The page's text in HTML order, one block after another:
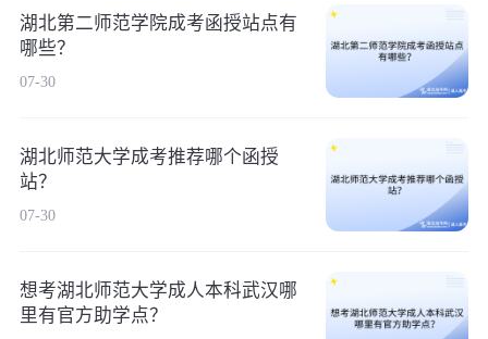
湖北第二师范学院成考函授站点有
哪些？
07-30
湖北师范大学成考推荐哪个函授
站？
07-30
想考湖北师范大学成人本科武汉哪
里有官方助学点？